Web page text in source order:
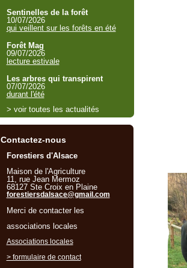
Sentinelles de la forêt
10/07/2026
qui veillent sur les forêts en été
Forêt Mag
09/07/2026
lecture estivale
Les arbres qui transpirent
07/07/2026
durant l'été
> voir toutes les actualités
Contactez-nous
Forestiers d'Alsace
Maison de l'Agriculture
11, rue Jean Mermoz
68127 Ste Croix en Plaine
forestiersdalsace@gmail.com
Merci de contacter les
associations locales
Associations locales
> formulaire de contact